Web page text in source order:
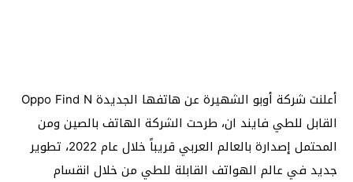
أعلنت شركة أوبو الشهيرة عن هاتفها الجديدة Oppo Find N
القابل للطي فايند ان، طرحت الشركة الهاتف بالصين ومن
المحتمل إصدارة بالعالم العربي قريباً خلال عام 2022، تطوير
جديد في عالم الهواتف القابلة للطي من خلال انقسام